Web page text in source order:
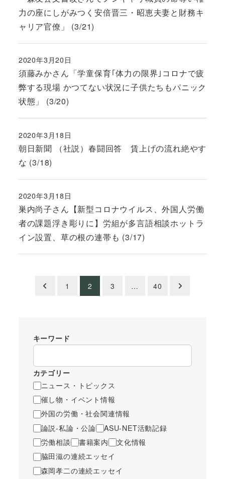
力の座にしがみつく安倍晋三・昭恵夫妻と財務キ
ャリア官僚」 (3/21)
須藤みかさん「学童保育｢体力の限界｣コロナで疲
弊する現場 かつてない状況に子供たちもパニック
状態」 (3/20)
投稿日
2020年3月20日
朝日新聞 （社説）春闘回答 賃上げの流れ絶やす
な (3/18)
投稿日
2020年3月18日
巣内尚子さん【新型コロナウイルス、外国人労働
者の課題浮き彫りに】労組が多言語相談ホットラ
イン設置、草の根の連帯も (3/17)
投稿日
2020年3月18日
1 2 3 … 40
キーワード
カテゴリー
ニュース・トピックス
催し物・イベント情報
外国の労働・社会関連情報
論説-私論・公論
ASU-NET活動記録
労働相談
書籍案内
文化情報
脇田滋の連続エッセイ
森岡孝二の連続エッセイ